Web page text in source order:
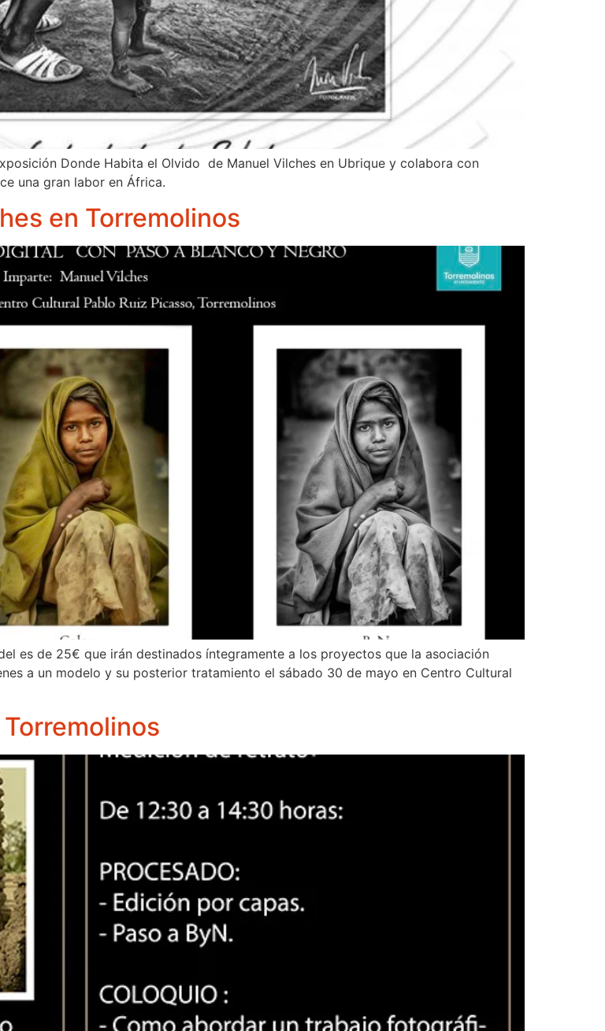
Donde Habita el Olvido de Manuel Vilches en Ubrique y colabora con
una gran labor en África.
en Torremolinos
es de 25€ que irán destinados íntegramente a los proyectos que la asociación
a un modelo y su posterior tratamiento el sábado 30 de mayo en Centro Cultural